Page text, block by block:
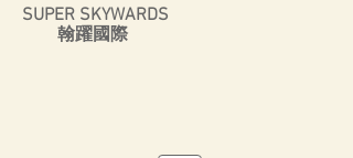
SUPER SKYWARDS
翰躍國際